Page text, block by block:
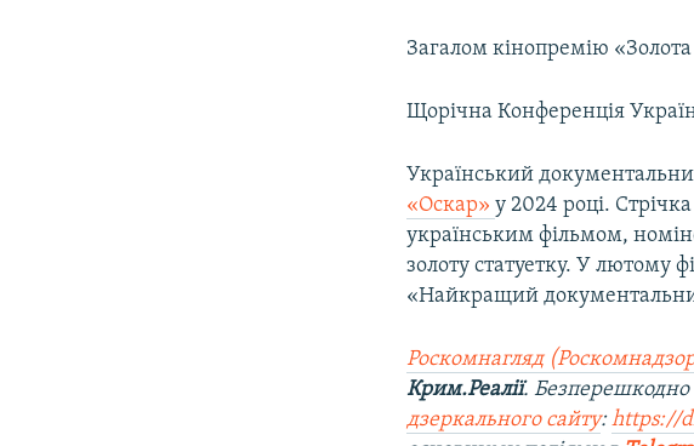
Загалом кінопремію
Щорічна Конференція
Український
«Оскар» у 2024 році.
українським фільмом,
золоту статуетку. У лютому
«Найкращий
Роскомнагляд
Крим.Реалії.
дзеркального сайту:https://